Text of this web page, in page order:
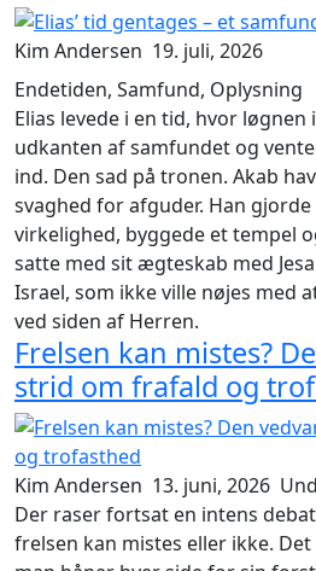
Kim Andersen 19. juli, 2026
Endetiden, Samfund, Oplysning
Elias levede i en tid, hvor
udkanten af samfundet og
ind. Den sad på tronen. Akab
svaghed for afguder. Han gjorde
virkelighed, byggede et tempel
satte med sit ægteskab med
Israel, som ikke ville nøjes med
ved siden af Herren.
Frelsen kan mistes?
strid om frafald og
Kim Andersen 13. juni, 2026
Der raser fortsat en intens
frelsen kan mistes eller ikke.